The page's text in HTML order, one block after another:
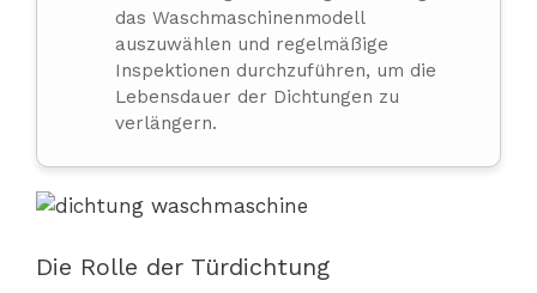
das Waschmaschinenmodell
auszuwählen und regelmäßige
Inspektionen durchzuführen, um die
Lebensdauer der Dichtungen zu
verlängern.
Die Rolle der Türdichtung